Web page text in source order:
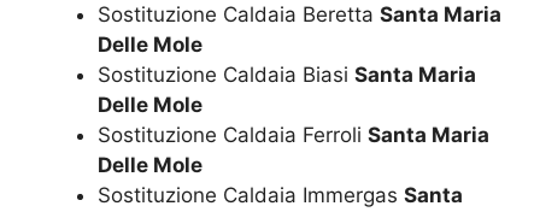
Sostituzione Caldaia Beretta Santa Maria
Delle Mole
Sostituzione Caldaia Biasi Santa Maria
Delle Mole
Sostituzione Caldaia Ferroli Santa Maria
Delle Mole
Sostituzione Caldaia Immergas Santa